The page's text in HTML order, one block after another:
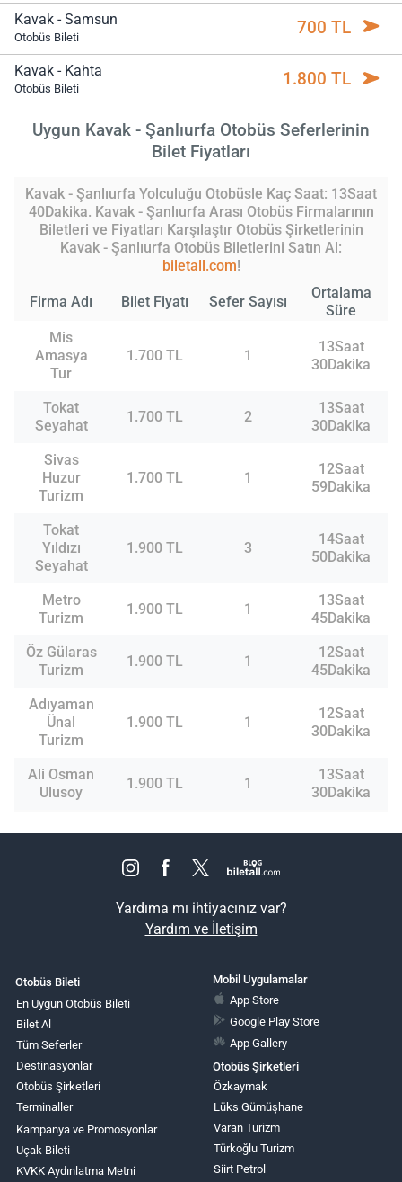
Kavak - Samsun
Otobüs Bileti 700 TL
Kavak - Kahta
Otobüs Bileti 1.800 TL
Uygun Kavak - Şanlıurfa Otobüs Seferlerinin
Bilet Fiyatları
Kavak - Şanlıurfa Yolculuğu Otobüsle Kaç Saat: 13Saat
40Dakika. Kavak - Şanlıurfa Arası Otobüs Firmalarının
Biletleri ve Fiyatları Karşılaştır Otobüs Şirketlerinin
Kavak - Şanlıurfa Otobüs Biletlerini Satın Al:
biletall.com!
Firma Adı Bilet Fiyatı Sefer Sayısı
Ortalama
Süre
Mis
Amasya
Tur
1.700 TL 1
13Saat
30Dakika
Tokat
Seyahat
1.700 TL 2
13Saat
30Dakika
Sivas
Huzur
Turizm
1.700 TL 1
12Saat
59Dakika
Tokat
Yıldızı
Seyahat
1.900 TL 3
14Saat
50Dakika
Metro
Turizm
1.900 TL 1
13Saat
45Dakika
Öz Gülaras
Turizm
1.900 TL 1
12Saat
45Dakika
Adıyaman
Ünal
Turizm
1.900 TL 1
12Saat
30Dakika
Ali Osman
Ulusoy
1.900 TL 1
13Saat
30Dakika
Yardıma mı ihtiyacınız var?
Yardım ve İletişim
Otobüs Bileti
En Uygun Otobüs Bileti
Bilet Al
Tüm Seferler
Destinasyonlar
Otobüs Şirketleri
Terminaller
Kampanya ve Promosyonlar
Uçak Bileti
KVKK Aydınlatma Metni
Mobil Uygulamalar
App Store
Google Play Store
App Gallery
Otobüs Şirketleri
Özkaymak
Lüks Gümüşhane
Varan Turizm
Türkoğlu Turizm
Siirt Petrol